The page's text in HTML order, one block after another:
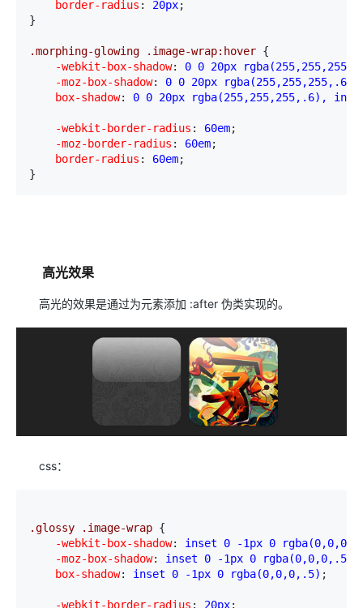
    border-radius
: 20px;
}
.morphing-glowing .image-wrap:hover {
    -webkit-box-shadow
:
0 0 20px
    -moz-box-shadow
:
0 0 20px
    box-shadow
: 0 0 20px rgba(255,255,255,.6),
    -webkit-border-radius
: 60em;
    -moz-border-radius
: 60em;
    border-radius
: 60em;
}
高光效果
高光的效果是通过为元素添加 :after 伪类实现的。
css：
.glossy .image-wrap {
    -webkit-box-shadow
:
inset 0 -1px 0
    -moz-box-shadow
: inset 0 -1px 0 rgba(0,0,0,.5)
    box-shadow
: inset 0 -1px 0 rgba(0,0,0,.5) ;
    -webkit-border-radius
: 20px;